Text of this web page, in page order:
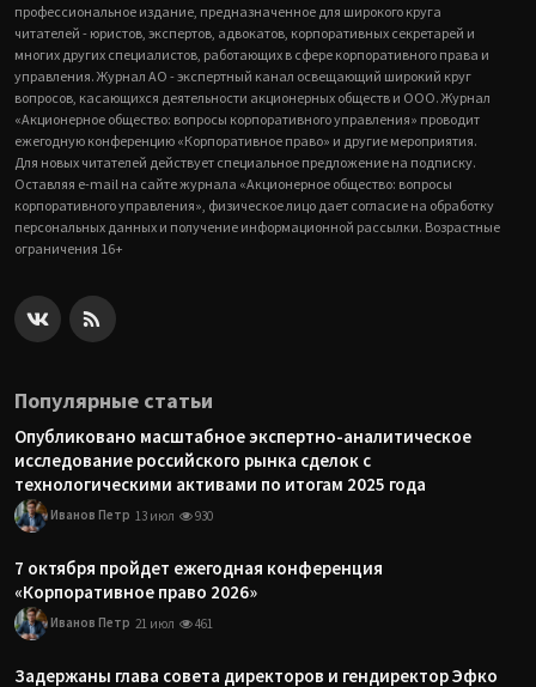
профессиональное издание, предназначенное для широкого круга
читателей - юристов, экспертов, адвокатов, корпоративных секретарей и
многих других специалистов, работающих в сфере корпоративного права и
управления. Журнал АО - экспертный канал освещающий широкий круг
вопросов, касающихся деятельности акционерных обществ и ООО. Журнал
«Акционерное общество: вопросы корпоративного управления» проводит
ежегодную конференцию «Корпоративное право» и другие мероприятия.
Для новых читателей действует специальное предложение на подписку.
Оставляя e-mail на сайте журнала «Акционерное общество: вопросы
корпоративного управления», физическое лицо дает согласие на обработку
персональных данных и получение информационной рассылки. Возрастные
ограничения 16+
Популярные статьи
Опубликовано масштабное экспертно-аналитическое
исследование российского рынка сделок с
технологическими активами по итогам 2025 года
Иванов Петр 13 июл 930
7 октября пройдет ежегодная конференция
«Корпоративное право 2026»
Иванов Петр 21 июл 461
Задержаны глава совета директоров и гендиректор Эфко